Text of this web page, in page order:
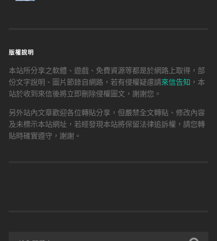
版權說明
本站所分享之軟體、遊戲、免費資源等都是於網路上取得，部
份文字說明、圖片節錄自網路，若有侵權疑慮請來信告知 ，本
站於收到來信後將立即刪除侵權圖文，謝謝您。
另外站內文章歡迎各位轉貼分享，但嚴禁全文轉貼、修改內容
及未標示本站網址，若經發現本站將保留法律追訴權，請您轉
貼時確實遵守，謝謝。